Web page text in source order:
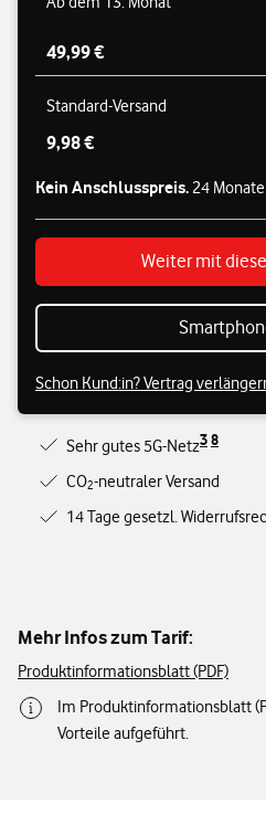
49,99 €
Standard-Versand
9,98 €
Kein Anschlusspreis. 24
Weiter mit
Schon Kund:in? Vertrag
Sehr gutes 5G-Netz38
CO2-neutraler Versand
14 Tage gesetzl.
Mehr Infos zum Tarif:
Produktinformationsblatt (PDF)
Im Produktinformationsblatt
Vorteile aufgeführt.